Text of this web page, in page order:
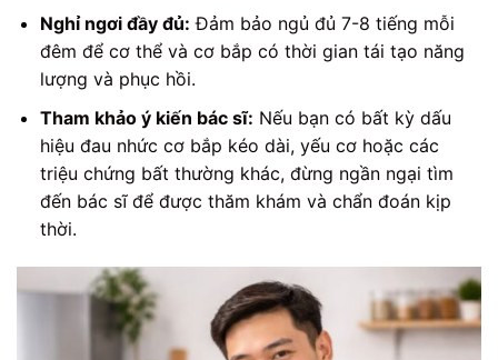
Nghỉ ngơi đầy đủ: Đảm bảo ngủ đủ 7-8 tiếng mỗi
đêm để cơ thể và cơ bắp có thời gian tái tạo năng
lượng và phục hồi.
Tham khảo ý kiến bác sĩ: Nếu bạn có bất kỳ dấu
hiệu đau nhức cơ bắp kéo dài, yếu cơ hoặc các
triệu chứng bất thường khác, đừng ngần ngại tìm
đến bác sĩ để được thăm khám và chẩn đoán kịp
thời.